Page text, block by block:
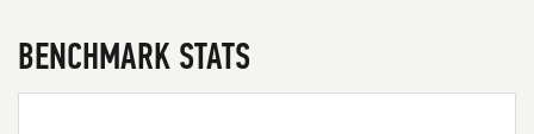
BENCHMARK STATS